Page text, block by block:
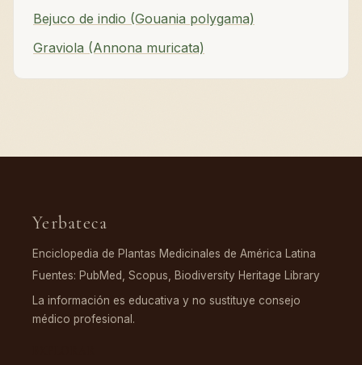
Bejuco de indio (Gouania polygama)
Graviola (Annona muricata)
Yerbateca
Enciclopedia de Plantas Medicinales de América Latina
Fuentes: PubMed, Scopus, Biodiversity Heritage Library
La información es educativa y no sustituye consejo
médico profesional.